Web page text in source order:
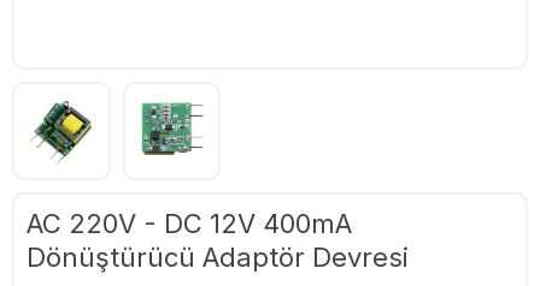
AC 220V - DC 12V 400mA
Dönüştürücü Adaptör Devresi